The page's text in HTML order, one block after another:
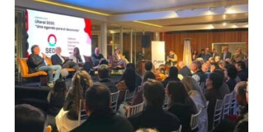
p
p
o
k
ti
r